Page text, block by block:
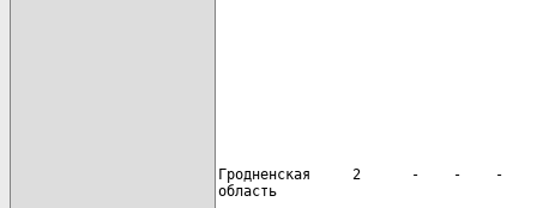
Гродненская     2      -    -
область